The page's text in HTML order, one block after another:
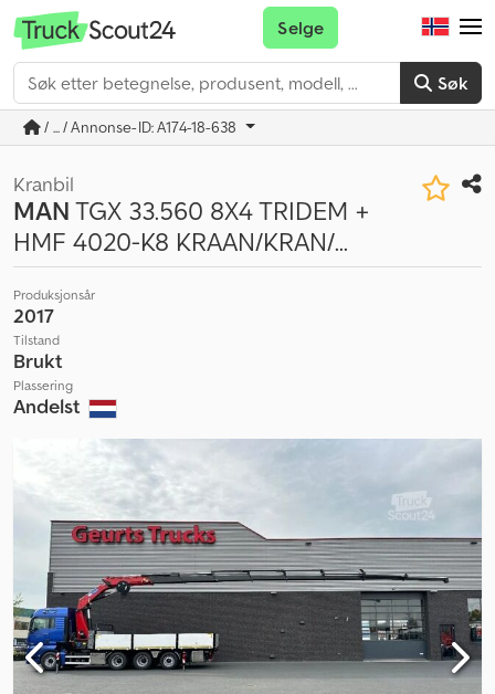
Søk
Selge
/ ... / Annonse-ID: A174-18-638
Kranbil
MANTGX 33.560 8X4 TRIDEM +
HMF 4020-K8 KRAAN/KRAN/...
Produksjonsår
2017
Tilstand
Brukt
Plassering
Andelst